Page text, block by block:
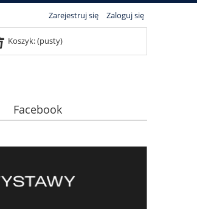
Zarejestruj się Zaloguj się
Koszyk:(pusty)
Facebook